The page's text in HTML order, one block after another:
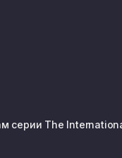
серии The